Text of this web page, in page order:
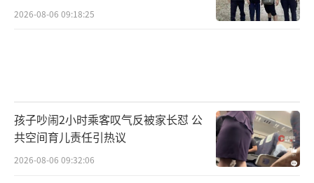
2026-08-06 09:18:25
孩子吵闹2小时乘客叹气反被家长怼 公
共空间育儿责任引热议
2026-08-06 09:32:06